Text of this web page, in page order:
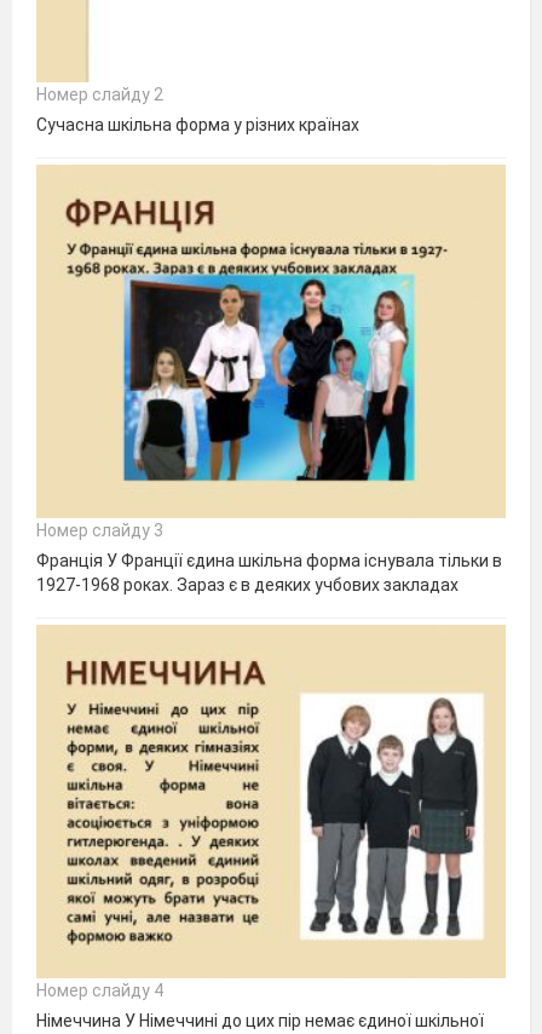
Номер слайду 2
Сучасна шкільна форма у різних країнах
Номер слайду 3
Франція У Франції єдина шкільна форма існувала тільки в
1927-1968 роках. Зараз є в деяких учбових закладах
Номер слайду 4
Німеччина У Німеччині до цих пір немає єдиної шкільної